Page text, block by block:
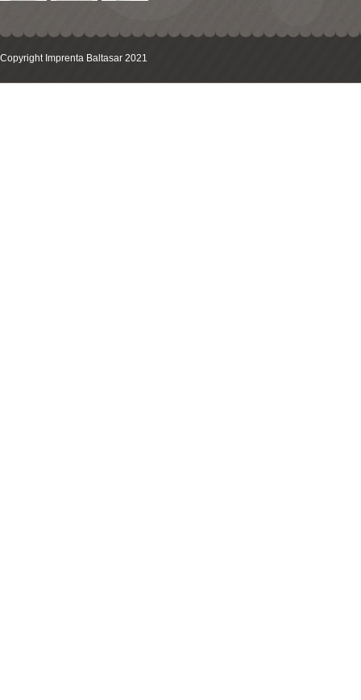
Copyright Imprenta Baltasar 2021